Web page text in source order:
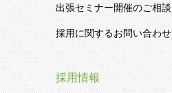
出張セミナー開催のご相談
採用に関するお問い合わせ
採用情報